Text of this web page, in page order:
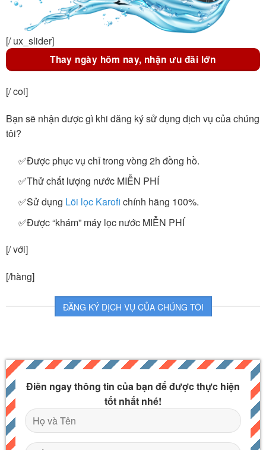
[/ ux_slider]
Thay ngày hôm nay, nhận ưu đãi lớn
[/ col]
Bạn sẽ nhận được gì khi đăng ký sử dụng dịch vụ của chúng
tôi?
✅Được phục vụ chỉ trong vòng 2h đồng hồ.
✅Thử chất lượng nước MIỄN PHÍ
✅Sử dụng Lõi lọc Karofi chính hãng 100%.
✅Được “khám” máy lọc nước MIỄN PHÍ
[/ với]
[/hàng]
ĐĂNG KÝ DỊCH VỤ CỦA CHÚNG TÔI
Điền ngay thông tin của bạn để được thực hiện
tốt nhất nhé!